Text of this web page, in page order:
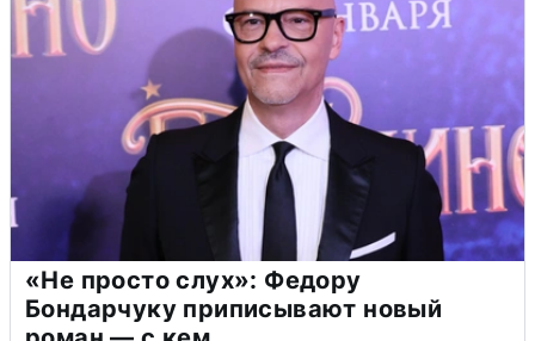
«Не просто слух»: Федору
Бондарчуку приписывают новый